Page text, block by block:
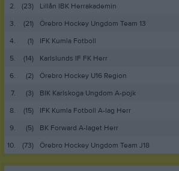
2.
(23)
Lillån IBK Herrakademin
3.
(21)
Örebro Hockey Ungdom Team 13
4.
(1)
IFK Kumla Fotboll
5.
(14)
Karlslunds IF FK Herr
6.
(2)
Örebro Hockey U16 Region
7.
(3)
BIK Karlskoga Ungdom A-pojk
8.
(15)
IFK Kumla Fotboll A-lag Herr
9.
(5)
BK Forward A-laget Herr
10.
(73) Örebro Hockey Ungdom Team J18